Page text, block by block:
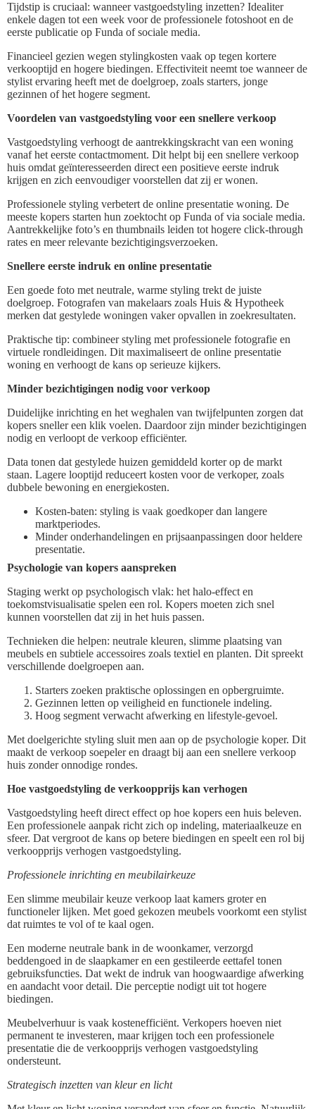
Tijdstip is cruciaal: wanneer vastgoedstyling inzetten? Idealiter
enkele dagen tot een week voor de professionele fotoshoot en de
eerste publicatie op Funda of sociale media.
Financieel gezien wegen stylingkosten vaak op tegen kortere
verkooptijd en hogere biedingen. Effectiviteit neemt toe wanneer de
stylist ervaring heeft met de doelgroep, zoals starters, jonge
gezinnen of het hogere segment.
Voordelen van vastgoedstyling voor een snellere verkoop
Vastgoedstyling verhoogt de aantrekkingskracht van een woning
vanaf het eerste contactmoment. Dit helpt bij een snellere verkoop
huis omdat geïnteresseerden direct een positieve eerste indruk
krijgen en zich eenvoudiger voorstellen dat zij er wonen.
Professionele styling verbetert de online presentatie woning. De
meeste kopers starten hun zoektocht op Funda of via sociale media.
Aantrekkelijke foto’s en thumbnails leiden tot hogere click-through
rates en meer relevante bezichtigingsverzoeken.
Snellere eerste indruk en online presentatie
Een goede foto met neutrale, warme styling trekt de juiste
doelgroep. Fotografen van makelaars zoals Huis & Hypotheek
merken dat gestylede woningen vaker opvallen in zoekresultaten.
Praktische tip: combineer styling met professionele fotografie en
virtuele rondleidingen. Dit maximaliseert de online presentatie
woning en verhoogt de kans op serieuze kijkers.
Minder bezichtigingen nodig voor verkoop
Duidelijke inrichting en het weghalen van twijfelpunten zorgen dat
kopers sneller een klik voelen. Daardoor zijn minder bezichtigingen
nodig en verloopt de verkoop efficiënter.
Data tonen dat gestylede huizen gemiddeld korter op de markt
staan. Lagere looptijd reduceert kosten voor de verkoper, zoals
dubbele bewoning en energiekosten.
Kosten-baten: styling is vaak goedkoper dan langere
marktperiodes.
Minder onderhandelingen en prijsaanpassingen door heldere
presentatie.
Psychologie van kopers aanspreken
Staging werkt op psychologisch vlak: het halo-effect en
toekomstvisualisatie spelen een rol. Kopers moeten zich snel
kunnen voorstellen dat zij in het huis passen.
Technieken die helpen: neutrale kleuren, slimme plaatsing van
meubels en subtiele accessoires zoals textiel en planten. Dit spreekt
verschillende doelgroepen aan.
Starters zoeken praktische oplossingen en opbergruimte.
Gezinnen letten op veiligheid en functionele indeling.
Hoog segment verwacht afwerking en lifestyle-gevoel.
Met doelgerichte styling sluit men aan op de psychologie koper. Dit
maakt de verkoop soepeler en draagt bij aan een snellere verkoop
huis zonder onnodige rondes.
Hoe vastgoedstyling de verkoopprijs kan verhogen
Vastgoedstyling heeft direct effect op hoe kopers een huis beleven.
Een professionele aanpak richt zich op indeling, materiaalkeuze en
sfeer. Dat vergroot de kans op betere biedingen en speelt een rol bij
verkoopprijs verhogen vastgoedstyling.
Professionele inrichting en meubilairkeuze
Een slimme meubilair keuze verkoop laat kamers groter en
functioneler lijken. Met goed gekozen meubels voorkomt een stylist
dat ruimtes te vol of te kaal ogen.
Een moderne neutrale bank in de woonkamer, verzorgd
beddengoed in de slaapkamer en een gestileerde eettafel tonen
gebruiksfuncties. Dat wekt de indruk van hoogwaardige afwerking
en aandacht voor detail. Die perceptie nodigt uit tot hogere
biedingen.
Meubelverhuur is vaak kostenefficiënt. Verkopers hoeven niet
permanent te investeren, maar krijgen toch een professionele
presentatie die de verkoopprijs verhogen vastgoedstyling
ondersteunt.
Strategisch inzetten van kleur en licht